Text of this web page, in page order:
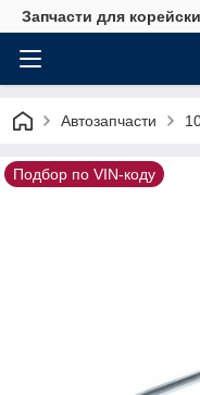
Запчасти для
Автозапчасти
Подбор по VIN-коду